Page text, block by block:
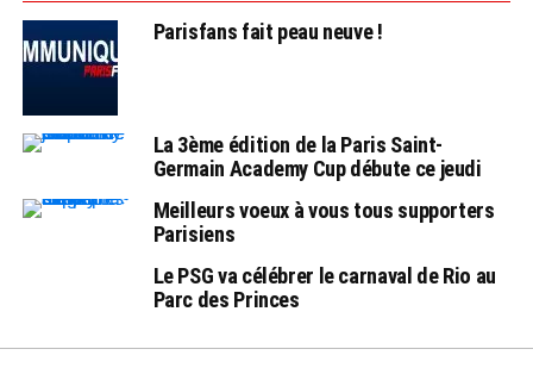
Parisfans fait peau neuve !
La 3ème édition de la Paris Saint-
Germain Academy Cup débute ce jeudi
Meilleurs voeux à vous tous supporters
Parisiens
Le PSG va célébrer le carnaval de Rio au
Parc des Princes